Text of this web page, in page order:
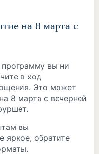
на 8 марта с
программу вы ни
в ход
Это может
8 марта с вечерней
вы
яркое, обратите